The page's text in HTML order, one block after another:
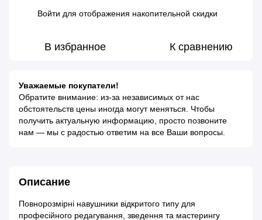
Войти для отображения накопительной скидки
В избранное К сравнению
Уважаемые покупатели!
Обратите внимание: из-за независимых от нас
обстоятельств цены иногда могут меняться. Чтобы
получить актуальную информацию, просто позвоните
нам — мы с радостью ответим на все Ваши вопросы.
Описание
Повнорозмірні навушники відкритого типу для
професійного редагування, зведення та мастерингу